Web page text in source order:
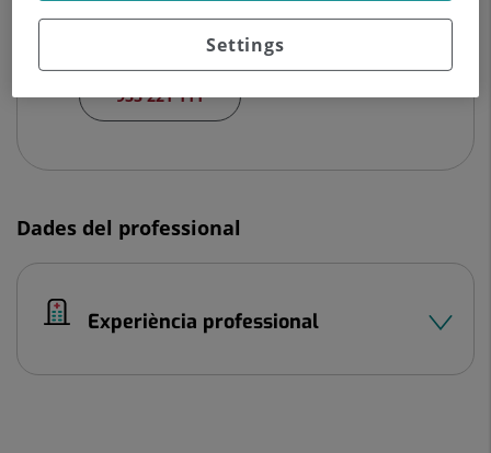
C/ Londres 28 y 38
08029 Barcelona Barcelona
933 221 111
Dades del professional
Experiència professional
Settings